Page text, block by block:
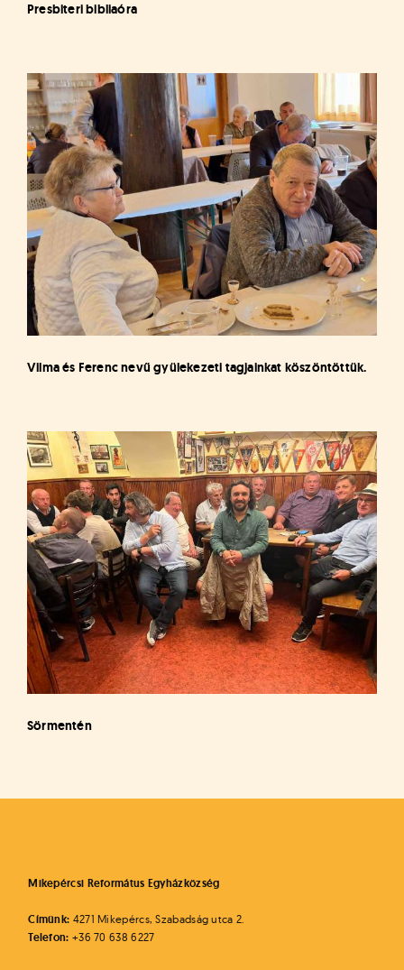
Presbiteri bibliaóra
Vilma és Ferenc nevű gyülekezeti tagjainkat köszöntöttük.
Sörmentén
Mikepércsi Református Egyházközség
Címünk: 4271 Mikepércs, Szabadság utca 2.
Telefon: +36 70 638 6227